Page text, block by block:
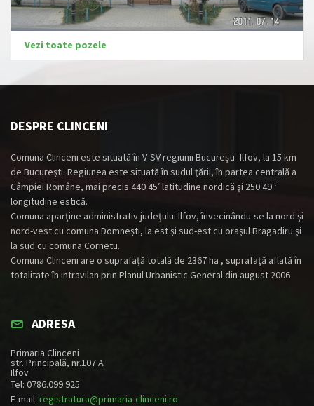
Vezi toate pozele
DESPRE CLINCENI
Comuna Clinceni este situată în V-SV regiunii Bucureşti -Ilfov, la 15 km
de Bucureşti. Regiunea este situată în sudul ţării, în partea centrală a
Câmpiei Române, mai precis 440 45′ latitudine nordică şi 250 49 ‘
longitudine estică.
Comuna aparţine administrativ judeţului Ilfov, învecinându-se la nord şi
nord-vest cu comuna Domneşti, la est şi sud-est cu oraşul Bragadiru şi
la sud cu comuna Cornetu.
Comuna Clinceni are o suprafaţă totală de 2367 ha , suprafaţă aflată în
totalitate în intravilan prin Planul Urbanistic General din august 2006
ADRESA
Primaria Clinceni
str. Principală, nr.107 A
Ilfov
Tel: 0786.099.925
E-mail: registratura@primaria-clinceni.ro